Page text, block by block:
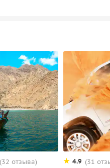
(32 отзыва) 4.9 (31